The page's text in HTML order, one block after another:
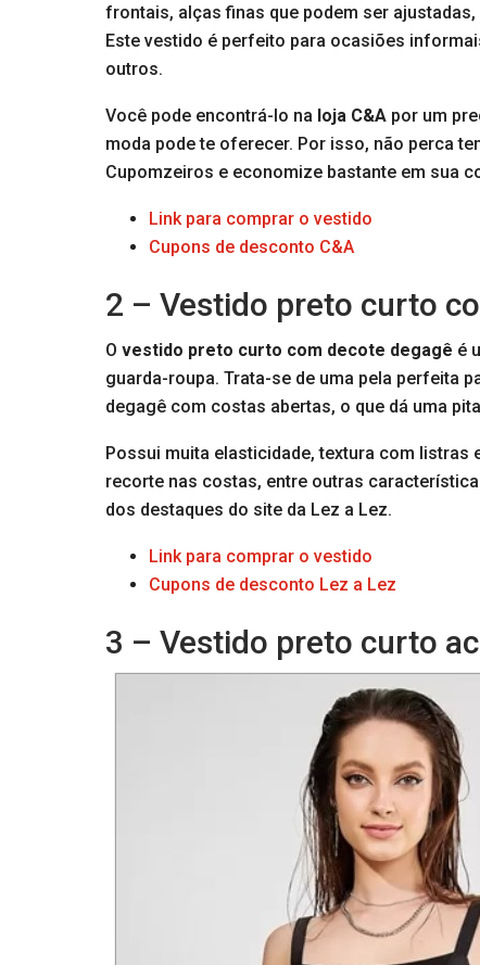
frontais, alças finas que podem ser
Este vestido é perfeito para ocasiões
outros.
Você pode encontrá-lo na loja C&A por um
moda pode te oferecer. Por isso, não perca
Cupomzeiros e economize bastante em sua
Link para comprar o vestido
Cupons de desconto C&A
2 – Vestido preto curto
O vestido preto curto com decote degagê é
guarda-roupa. Trata-se de uma pela perfeita
degagê com costas abertas, o que dá uma
Possui muita elasticidade, textura com
recorte nas costas, entre outras
dos destaques do site da Lez a Lez.
Link para comprar o vestido
Cupons de desconto Lez a Lez
3 – Vestido preto curto